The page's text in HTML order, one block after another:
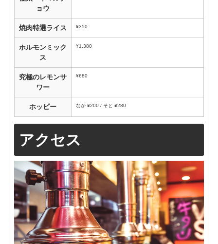
ョウ
焼肉特選ライス ¥350
ホルモンミック
ス
¥1,380
究極のレモンサ
ワー
¥680
ホッピー なか ¥200 / そと ¥280
アクセス